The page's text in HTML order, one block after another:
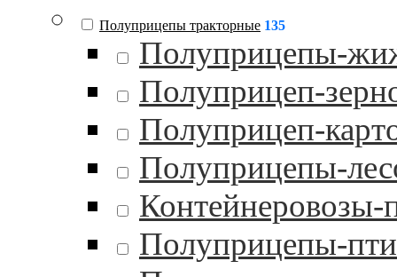
Полуприцепы тракторные 135
Полуприцепы-
Полуприцеп-
Полуприцеп-
Полуприцепы-
Контейнеровозы-
Полуприцепы-